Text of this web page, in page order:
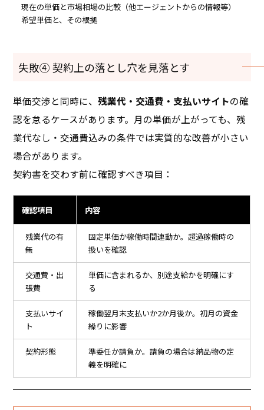
現在の単価と市場相場の比較（他エージェントからの情報等）
希望単価と、その根拠
失敗④ 契約上の落とし穴を見落とす
単価交渉と同時に、残業代・交通費・支払いサイトの確
認を怠るケースがあります。月の単価が上がっても、残
業代なし・交通費込みの条件では実質的な改善が小さい
場合があります。
契約書を交わす前に確認すべき項目：
確認項目 内容
残業代の有
無
固定単価か稼働時間連動か。超過稼働時の
扱いを確認
交通費・出
張費
単価に含まれるか、別途支給かを明確にす
る
支払いサイ
ト
稼働翌月末支払いか2か月後か。初月の資金
繰りに影響
契約形態
準委任か請負か。請負の場合は納品物の定
義を明確に